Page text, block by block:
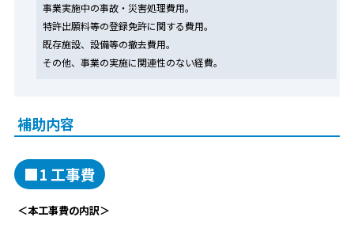
事業実施中の事故・災害処理費用。
特許出願料等の登録免許に関する費用。
既存施設、設備等の撤去費用。
その他、事業の実施に関連性のない経費。
補助内容
■1 工事費
＜本工事費の内訳＞